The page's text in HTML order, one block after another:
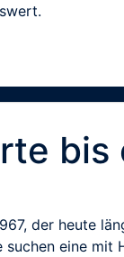
bis
der heute
eine